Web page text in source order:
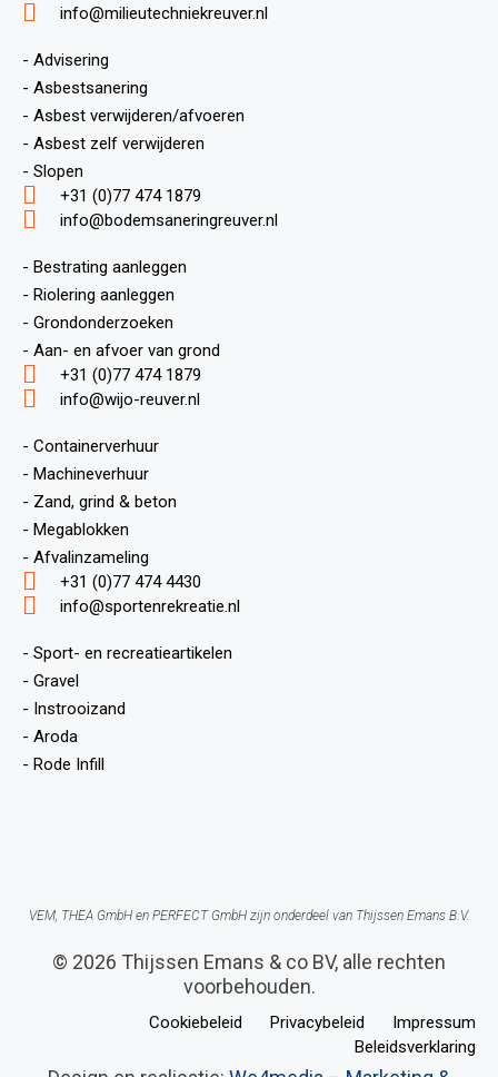
info@milieutechniekreuver.nl
- Advisering
- Asbestsanering
- Asbest verwijderen/afvoeren
- Asbest zelf verwijderen
- Slopen
+31 (0)77 474 1879
info@bodemsaneringreuver.nl
- Bestrating aanleggen
- Riolering aanleggen
- Grondonderzoeken
- Aan- en afvoer van grond
+31 (0)77 474 1879
info@wijo-reuver.nl
- Containerverhuur
- Machineverhuur
- Zand, grind & beton
- Megablokken
- Afvalinzameling
+31 (0)77 474 4430
info@sportenrekreatie.nl
- Sport- en recreatieartikelen
- Gravel
- Instrooizand
- Aroda
- Rode Infill
VEM, THEA GmbH en PERFECT GmbH zijn onderdeel van Thijssen Emans B.V.
© 2026 Thijssen Emans & co BV, alle rechten
voorbehouden.
Cookiebeleid Privacybeleid
Impressum
Beleidsverklaring